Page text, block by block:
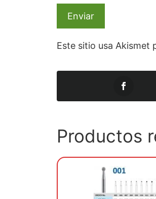
Este sitio usa Akismet
Productos